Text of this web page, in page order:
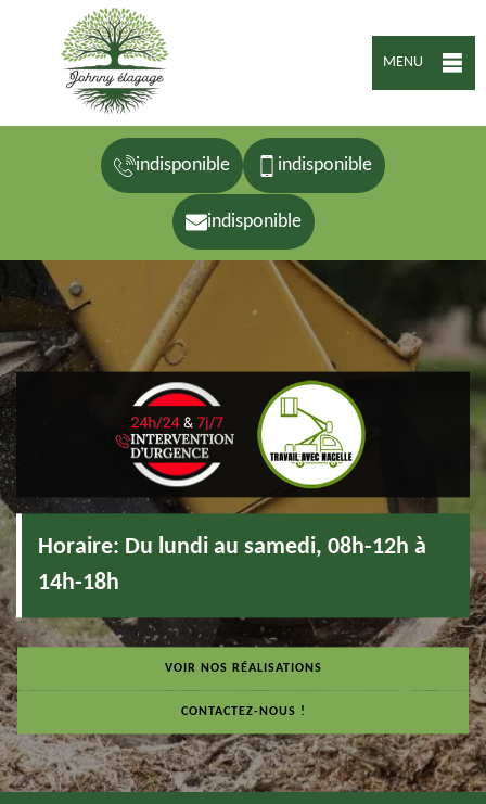
MENU
indisponible indisponible
indisponible
Horaire: Du lundi au samedi, 08h-12h à
14h-18h
VOIR NOS RÉALISATIONS
CONTACTEZ-NOUS !